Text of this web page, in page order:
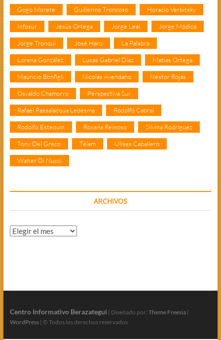
Gogo Morete Guillermo Troncoso Horacio Verbitsky
Infosur Jesús Ortega Jorge Leal Jorge Módica
Jorge Tronqui José Haro La Palabra
Lorena González Lucas Gabriel Díaz Matías Ortega
Mauricio Bonfigli Nicolás Avendaño Néstor Rojas
Osvaldo Chamorro Perspectiva Sur
Rafael Passalacqua Ledesma Rodolfo Cabral
Rodolfo Estequin Roxana Reinoso Silvina Rodríguez
Tony Del Greco Télam Ulises Caballero
Walter Di Nucci
ARCHIVOS
Archivos
Centro Informativo Berazategui | Diseñado por: Theme Freesia|
WordPress| © Todos los derechos reservados